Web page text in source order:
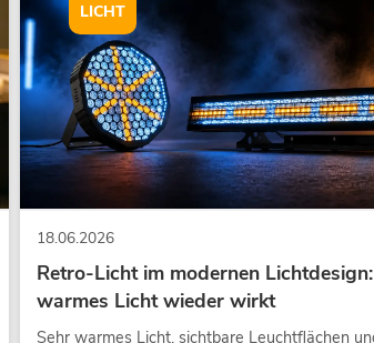
18.06.2026
Retro-Licht im modernen
warmes Licht wieder wirkt
Sehr warmes Licht, sichtbare Leuchtflächen
LICHT